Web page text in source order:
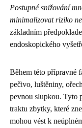
Postupné snižování
minimalizovat riziko
základním
endoskopického
Během této přípravné
pečivo, luštěniny,
pevnou slupkou. Tyto
traktu zbytky, které
mohou vést k